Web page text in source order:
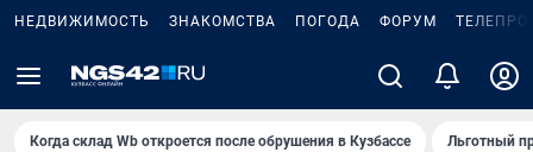
НЕДВИЖИМОСТЬ ЗНАКОМСТВА ПОГОДА ФОРУМ
Когда склад Wb откроется после обрушения в Кузбассе Льготный